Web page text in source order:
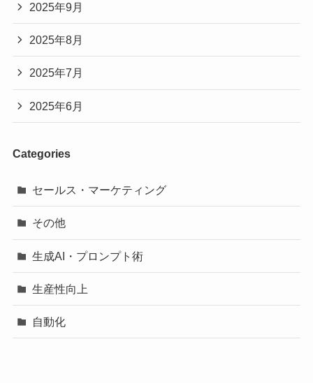
2025年9月
2025年8月
2025年7月
2025年6月
Categories
セールス・マーケティング
その他
生成AI・プロンプト術
生産性向上
自動化